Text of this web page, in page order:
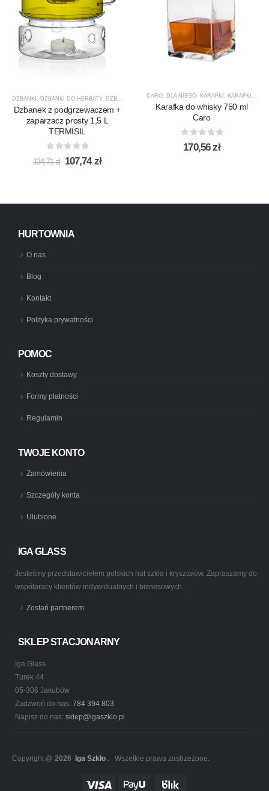
DZBANKI DZBANKI DO HERBATY, DZBANKI DO KAWY ,PRODUCENCI ,PRODUKTY,PROMOCJE
Dzbanek z podgrzewaczem +
zaparzacz prosty 1,5 L
TERMISIL
out of 5
134,71zł Pierwotna
cena
107,74złAktualna
CARO DLA NIEGO KARAFKI KARAFKI DO WHISKY
Karafka do whisky 750 ml
Caro
0out of 5
170,56zł
HURTOWNIA
O nas
Blog
Kontakt
Polityka prywatności
POMOC
Koszty dostawy
Formy płatności
Regulamin
TWOJE KONTO
Zamówienia
Szczegóły konta
Ulubione
IGA GLASS
Jesteśmy przedstawicielem polskich hut szkła i kryształów. Zapraszamy do
współpracy klientów indywidualnych i biznesowych.
Zostań partnerem
SKLEP STACJONARNY
Iga Glass
Turek 44
05-306 Jakubów
Zadzwoń do nas: 784 394 803
Napisz do nas: sklep@igaszklo.pl
Copyright @ 2026 Iga Szkło . Wszelkie prawa zastrzeżone.